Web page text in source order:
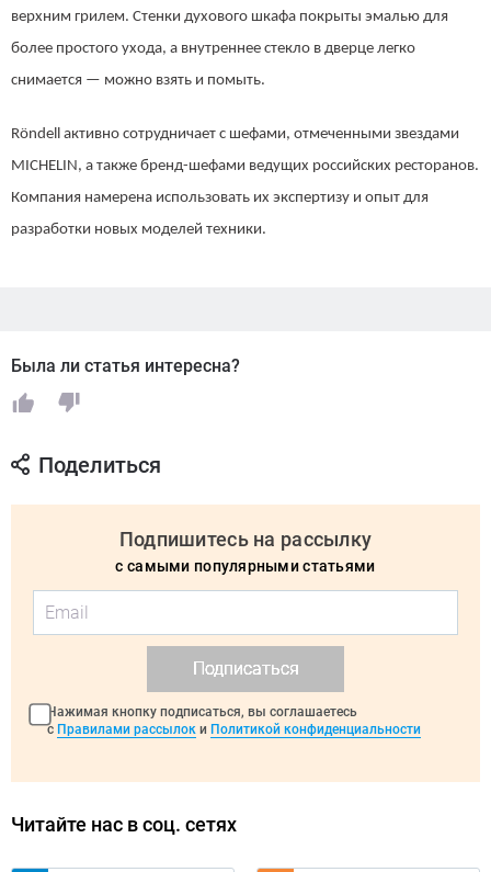
верхним грилем. Стенки духового шкафа покрыты эмалью для
более простого ухода, а внутреннее стекло в дверце легко
снимается — можно взять и помыть.
Röndell активно сотрудничает с шефами, отмеченными звездами
MICHELIN, а также бренд-шефами ведущих российских ресторанов.
Компания намерена использовать их экспертизу и опыт для
разработки новых моделей техники.
Была ли статья интересна?
Поделиться
Подпишитесь на рассылку
с самыми популярными статьями
Подписаться
Нажимая кнопку подписаться, вы соглашаетесь
с Правилами рассылок и Политикой конфиденциальности
Читайте нас в соц. сетях